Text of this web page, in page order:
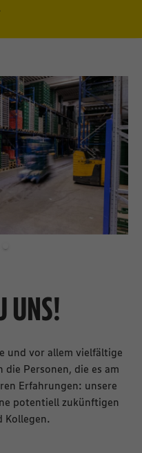
UNS!
und vor allem vielfältige
die Personen, die es am
Erfahrungen: unsere
potentiell zukünftigen
Kollegen.